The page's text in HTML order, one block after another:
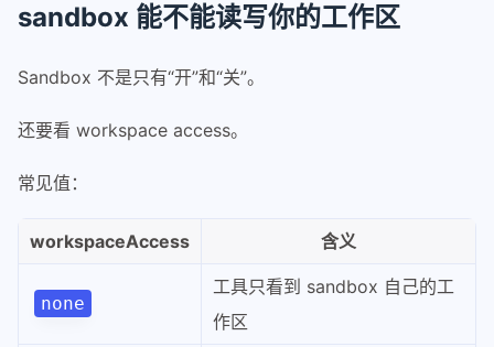
sandbox 能不能读写你的工作区
Sandbox 不是只有“开”和“关”。
还要看 workspace access。
常见值：
workspaceAccess 含义
none
工具只看到 sandbox 自己的工
作区